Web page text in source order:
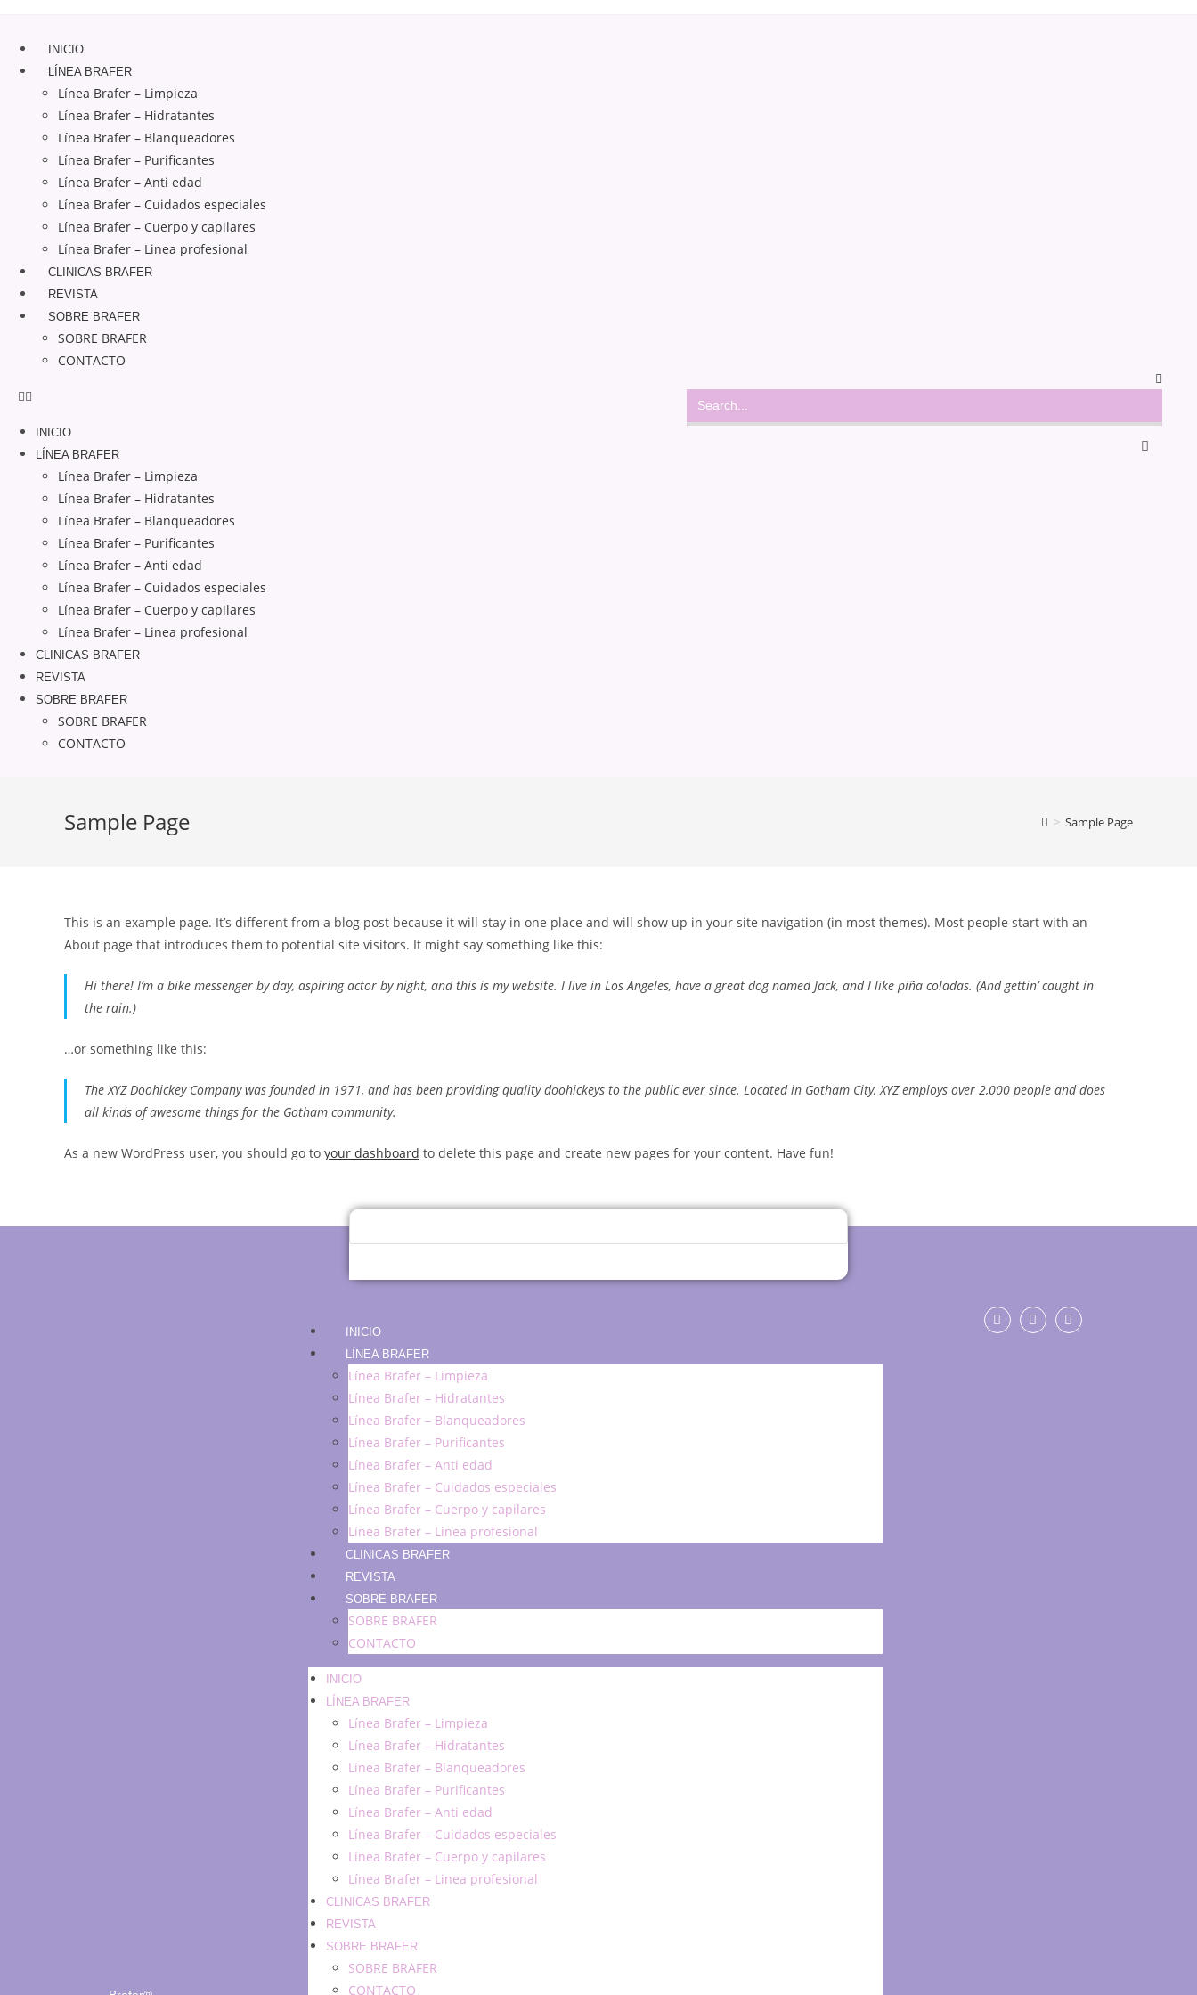
INICIO
LÍNEA BRAFER
Línea Brafer – Limpieza
Línea Brafer – Hidratantes
Línea Brafer – Blanqueadores
Línea Brafer – Purificantes
Línea Brafer – Anti edad
Línea Brafer – Cuidados especiales
Línea Brafer – Cuerpo y capilares
Línea Brafer – Linea profesional
CLINICAS BRAFER
REVISTA
SOBRE BRAFER
SOBRE BRAFER
CONTACTO
INICIO
LÍNEA BRAFER
Línea Brafer – Limpieza
Línea Brafer – Hidratantes
Línea Brafer – Blanqueadores
Línea Brafer – Purificantes
Línea Brafer – Anti edad
Línea Brafer – Cuidados especiales
Línea Brafer – Cuerpo y capilares
Línea Brafer – Linea profesional
CLINICAS BRAFER
REVISTA
SOBRE BRAFER
SOBRE BRAFER
CONTACTO
Sample Page > Sample Page
This is an example page. It’s different from a blog post because it will stay in one place and will show up in your site navigation (in most themes). Most people start with an
About page that introduces them to potential site visitors. It might say something like this:
Hi there! I’m a bike messenger by day, aspiring actor by night, and this is my website. I live in Los Angeles, have a great dog named Jack, and I like piña coladas. (And gettin’ caught in
the rain.)
…or something like this:
The XYZ Doohickey Company was founded in 1971, and has been providing quality doohickeys to the public ever since. Located in Gotham City, XYZ employs over 2,000 people and does
all kinds of awesome things for the Gotham community.
As a new WordPress user, you should go to your dashboard to delete this page and create new pages for your content. Have fun!
INICIO
LÍNEA BRAFER
Línea Brafer – Limpieza
Línea Brafer – Hidratantes
Línea Brafer – Blanqueadores
Línea Brafer – Purificantes
Línea Brafer – Anti edad
Línea Brafer – Cuidados especiales
Línea Brafer – Cuerpo y capilares
Línea Brafer – Linea profesional
CLINICAS BRAFER
REVISTA
SOBRE BRAFER
SOBRE BRAFER
CONTACTO
INICIO
LÍNEA BRAFER
Línea Brafer – Limpieza
Línea Brafer – Hidratantes
Línea Brafer – Blanqueadores
Línea Brafer – Purificantes
Línea Brafer – Anti edad
Línea Brafer – Cuidados especiales
Línea Brafer – Cuerpo y capilares
Línea Brafer – Linea profesional
CLINICAS BRAFER
REVISTA
SOBRE BRAFER
SOBRE BRAFER
CONTACTO